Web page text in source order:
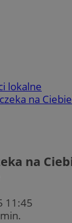
lokalne
na
na
11:45